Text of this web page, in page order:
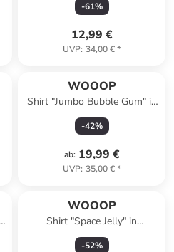
-61%
12,99 €
UVP: 34,00 €*
WOOOP
Shirt "Jumbo Bubble Gum" in
Weiß
-42%
ab: 19,99 €
UVP: 35,00 €*
WOOOP
Shirt "Space Jelly" in
Dunkelblau
-52%